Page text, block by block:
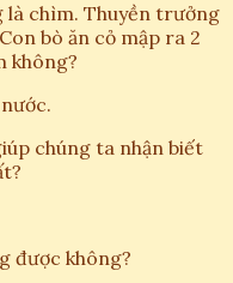
là chìm. Thuyền trưởng
bò ăn cỏ mập ra 2
không?
chúng ta nhận biết
được không?